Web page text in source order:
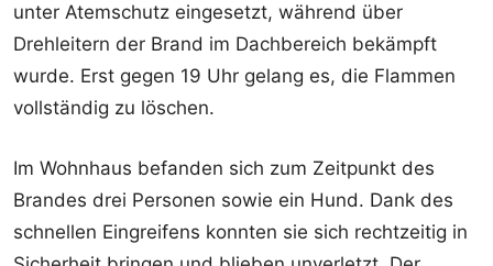
unter Atemschutz eingesetzt, während über
Drehleitern der Brand im Dachbereich bekämpft
wurde. Erst gegen 19 Uhr gelang es, die Flammen
vollständig zu löschen.
Im Wohnhaus befanden sich zum Zeitpunkt des
Brandes drei Personen sowie ein Hund. Dank des
schnellen Eingreifens konnten sie sich rechtzeitig in